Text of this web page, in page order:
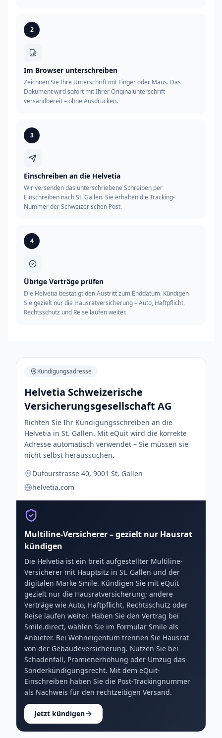
2
Im Browser unterschreiben
Zeichnen Sie Ihre Unterschrift mit Finger oder Maus. Das
Dokument wird sofort mit Ihrer Originalunterschrift
versandbereit – ohne Ausdrucken.
3
Einschreiben an die Helvetia
Wir versenden das unterschriebene Schreiben per
Einschreiben nach St. Gallen. Sie erhalten die Tracking-
Nummer der Schweizerischen Post.
4
Übrige Verträge prüfen
Die Helvetia bestätigt den Austritt zum Enddatum. Kündigen
Sie gezielt nur die Hausratversicherung – Auto, Haftpflicht,
Rechtsschutz und Reise laufen weiter.
Kündigungsadresse
Helvetia Schweizerische
Versicherungsgesellschaft AG
Richten Sie Ihr Kündigungsschreiben an die
Helvetia in St. Gallen. Mit eQuit wird die korrekte
Adresse automatisch verwendet – Sie müssen sie
nicht selbst heraussuchen.
Dufourstrasse 40, 9001 St. Gallen
helvetia.com
Multiline-Versicherer – gezielt nur Hausrat
kündigen
Die Helvetia ist ein breit aufgestellter Multiline-
Versicherer mit Hauptsitz in St. Gallen und der
digitalen Marke Smile. Kündigen Sie mit eQuit
gezielt nur die Hausratversicherung; andere
Verträge wie Auto, Haftpflicht, Rechtsschutz oder
Reise laufen weiter. Haben Sie den Vertrag bei
Smile.direct, wählen Sie im Formular Smile als
Anbieter. Bei Wohneigentum trennen Sie Hausrat
von der Gebäudeversicherung. Nutzen Sie bei
Schadenfall, Prämienerhöhung oder Umzug das
Sonderkündigungsrecht. Mit dem eQuit-
Einschreiben haben Sie die Post-Trackingnummer
als Nachweis für den rechtzeitigen Versand.
Jetzt kündigen